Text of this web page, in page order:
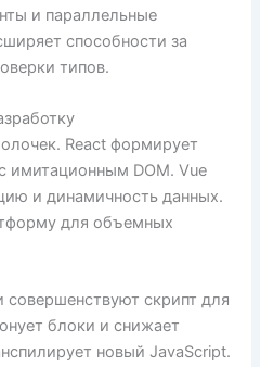
и параллельные
способности за
типов.
React формирует
имитационным DOM. Vue
и динамичность данных.
для объемных
скрипт для
блоки и снижает
новый JavaScript.